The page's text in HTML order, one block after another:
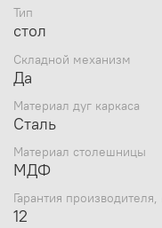
Тип
стол
Складной механизм
Да
Материал дуг каркаса
Сталь
Материал столешницы
МДФ
Гарантия
12